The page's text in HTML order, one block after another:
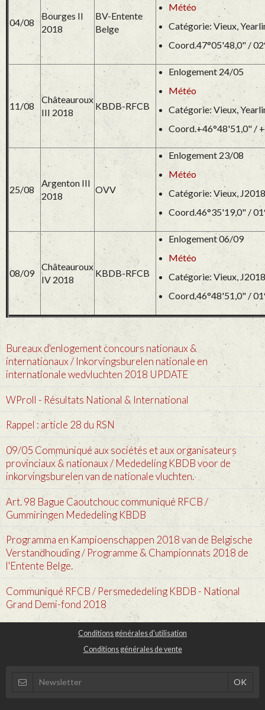
04/08
Bourges II
2018
BV-Entente
Belge
Météo
Catégorie: Vieux,
Coord.47°05'48,0" /
11/08
Châteauroux
III 2018
KBDB-RFCB
Enlogement 24/05
Météo
Catégorie: Vieux,
Coord.+46°48'51,0" /
25/08
Argenton III
2018
OVV
Enlogement 23/08
Météo
Catégorie: Vieux, J2018
Coord.46°35'19,0" /
08/09
Châteauroux
IV 2018
KBDB-RFCB
Enlogement 06/09
Météo
Catégorie: Vieux, J2018
Coord.46°48'51,0" /
Bureaux d'enlogement concours nationaux &
internationaux / Inkorvingsburelen nationale en
internationale wedvluchten 2018 UPDATE
WProll - Résultats National & International
Rappel : article 28 du RSN
09/05 Communiqué aux sociétés et aux organisateurs
provinciaux & nationaux / Mededeling KBDB voor de
inkorvingsburelen van de nationale vluchten.
Art. 98 Bague Caoutchouc communiqué RFCB /
Gummiringen Mededeling KBDB
Programma en Kampioenschappen 2018 van de Belgische
Verstandhouding / Programme & Championnats 2018 de
l'Entente Belge.
Communiqué RFCB / Persmededeling KBDB - National
Grand Demi-fond 2018
Conditions générales d'utilisation
Conditions générales de vente